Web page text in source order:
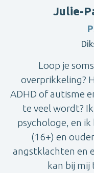
Julie-
Loop je
overprikkeling?
ADHD of autisme
te veel wordt?
psychologe, en
(16+) en
angstklachten en
kan bij mij